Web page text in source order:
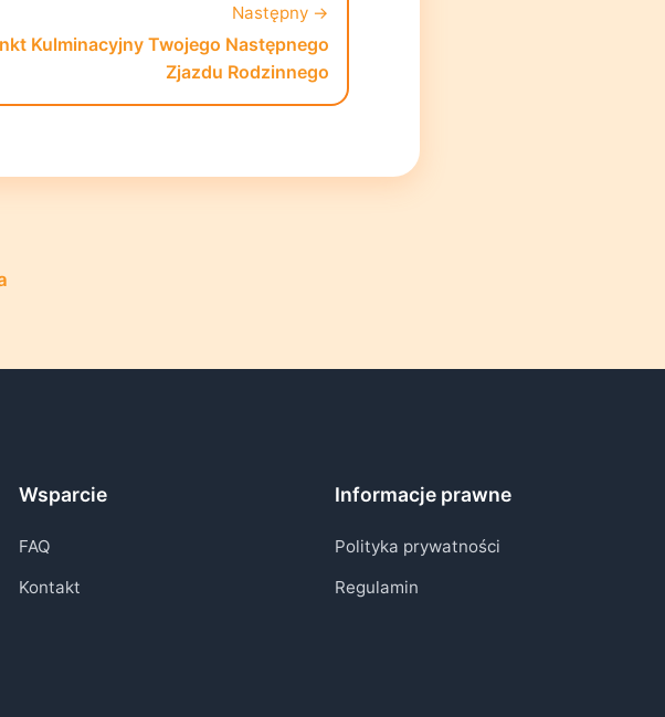
Następny →
Kulminacyjny Twojego Następnego
Zjazdu Rodzinnego
Wsparcie
FAQ
Kontakt
Informacje prawne
Polityka prywatności
Regulamin